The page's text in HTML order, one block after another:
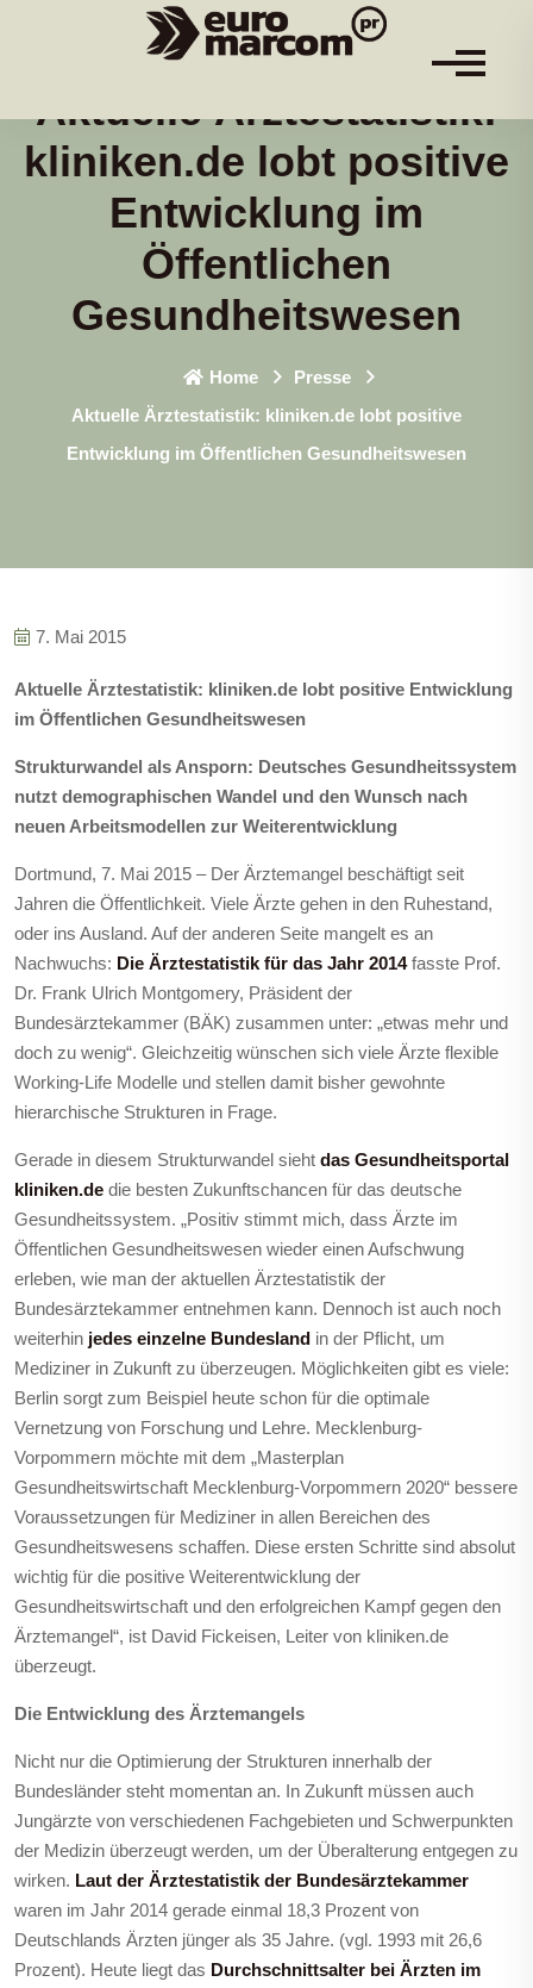
Aktuelle Ärztestatistik:
kliniken.de lobt positive
Entwicklung im
Öffentlichen
Gesundheitswesen
Home
Presse
Aktuelle Ärztestatistik: kliniken.de lobt positive
Entwicklung im Öffentlichen Gesundheitswesen
7. Mai 2015
Aktuelle Ärztestatistik: kliniken.de lobt positive Entwicklung
im Öffentlichen Gesundheitswesen
Strukturwandel als Ansporn: Deutsches Gesundheitssystem
nutzt demographischen Wandel und den Wunsch nach
neuen Arbeitsmodellen zur Weiterentwicklung
Dortmund, 7. Mai 2015 – Der Ärztemangel beschäftigt seit
Jahren die Öffentlichkeit. Viele Ärzte gehen in den Ruhestand,
oder ins Ausland. Auf der anderen Seite mangelt es an
Nachwuchs: Die Ärztestatistik für das Jahr 2014fasste Prof.
Dr. Frank Ulrich Montgomery, Präsident der
Bundesärztekammer (BÄK) zusammen unter: „etwas mehr und
doch zu wenig“. Gleichzeitig wünschen sich viele Ärzte flexible
Working-Life Modelle und stellen damit bisher gewohnte
hierarchische Strukturen in Frage.
Gerade in diesem Strukturwandel sieht das Gesundheitsportal
kliniken.de die besten Zukunftschancen für das deutsche
Gesundheitssystem. „Positiv stimmt mich, dass Ärzte im
Öffentlichen Gesundheitswesen wieder einen Aufschwung
erleben, wie man der aktuellen Ärztestatistik der
Bundesärztekammer entnehmen kann. Dennoch ist auch noch
weiterhin jedes einzelne Bundesland in der Pflicht, um
Mediziner in Zukunft zu überzeugen. Möglichkeiten gibt es viele:
Berlin sorgt zum Beispiel heute schon für die optimale
Vernetzung von Forschung und Lehre. Mecklenburg-
Vorpommern möchte mit dem „Masterplan
Gesundheitswirtschaft Mecklenburg-Vorpommern 2020“ bessere
Voraussetzungen für Mediziner in allen Bereichen des
Gesundheitswesens schaffen. Diese ersten Schritte sind absolut
wichtig für die positive Weiterentwicklung der
Gesundheitswirtschaft und den erfolgreichen Kampf gegen den
Ärztemangel“, ist David Fickeisen, Leiter von kliniken.de
überzeugt.
Die Entwicklung des Ärztemangels
Nicht nur die Optimierung der Strukturen innerhalb der
Bundesländer steht momentan an. In Zukunft müssen auch
Jungärzte von verschiedenen Fachgebieten und Schwerpunkten
der Medizin überzeugt werden, um der Überalterung entgegen zu
wirken. Laut der Ärztestatistik der Bundesärztekammer
waren im Jahr 2014 gerade einmal 18,3 Prozent von
Deutschlands Ärzten jünger als 35 Jahre. (vgl. 1993 mit 26,6
Prozent). Heute liegt das Durchschnittsalter bei Ärzten im